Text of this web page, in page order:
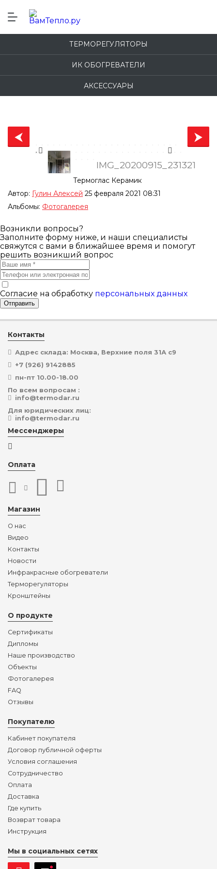
ТЕРМОРЕГУЛЯТОРЫ
ИК ОБОГРЕВАТЕЛИ
АКСЕССУАРЫ
IMG_20200915_231321
Термоглас Керамик
Автор: Гулин Алексей 25 февраля 2021 08:31
Альбомы: Фотогалерея
Возникли вопросы?
Заполните форму ниже, и наши специалисты
свяжутся с вами в ближайшее время и помогут
решить возникший вопрос
Согласие на обработку персональных данных
Отправить
Контакты
Адрес склада: Москва, Верхние поля 31А с9
+7 (926) 9142885
пн-пт 10.00-18.00
По всем вопросам :
info@termodar.ru
Для юридических лиц:
info@termodar.ru
Мессенджеры
Оплата
Магазин
О нас
Видео
Контакты
Новости
Инфракрасные обогреватели
Терморегуляторы
Кронштейны
О продукте
Сертификаты
Дипломы
Наше производство
Объекты
Фотогалерея
FAQ
Отзывы
Покупателю
Кабинет покупателя
Договор публичной оферты
Условия соглашения
Сотрудничество
Оплата
Доставка
Где купить
Возврат товара
Инструкция
Мы в социальных сетях